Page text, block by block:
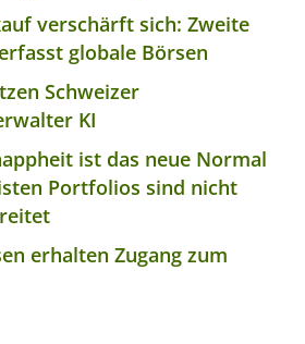
verschärft sich: Zweite
globale Börsen
Schweizer
KI
ist das neue Normal
Portfolios sind nicht
erhalten Zugang zum